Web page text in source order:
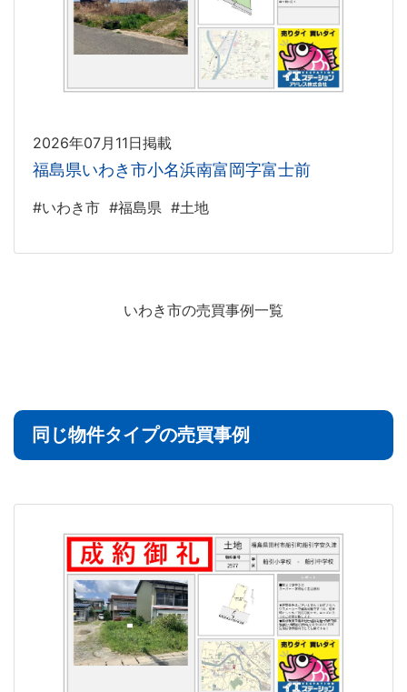
2026年07月11日掲載
福島県いわき市小名浜南富岡字富士前
#いわき市 #福島県 #土地
いわき市の売買事例一覧
同じ物件タイプの売買事例